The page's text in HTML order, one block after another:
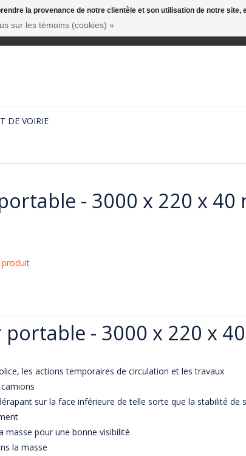
DE VOIRIE
- 3000 x 220 x 40
produit
portable - 3000 x 220 x
les actions temporaires de circulation et les travaux
sur la face inférieure de telle sorte que la stabilité de
masse pour une bonne visibilité
la masse
la provenance de notre clientèle et son utilisation de notre site,
sur les témoins (cookies) »